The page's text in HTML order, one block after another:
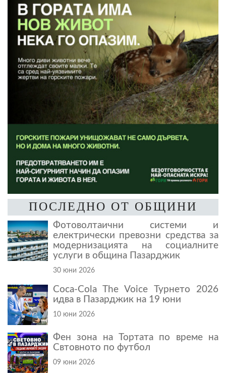
ПОСЛЕДНО ОТ ОБЩИНИ
Фотоволтаични системи и
електрически превозни средства за
модернизацията на социалните
услуги в община Пазарджик
30 юни 2026
Coca-Cola The Voice Турнето 2026
идва в Пазарджик на 19 юни
10 юни 2026
Фен зона на Тортата по време на
Свтовното по футбол
09 юни 2026